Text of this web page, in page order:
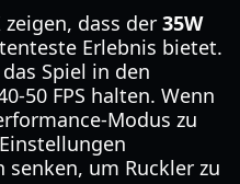
zeigen, dass der 35W
Erlebnis bietet.
Spiel in den
50 FPS halten. Wenn
Modus zu
um Ruckler zu